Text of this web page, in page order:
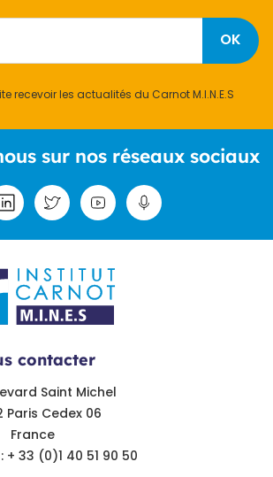
OK
recevoir les actualités du Carnot M.I.N.E.S
sur nos réseaux sociaux
contacter
Saint Michel
Paris Cedex 06
France
+ 33 (0)1 40 51 90 50